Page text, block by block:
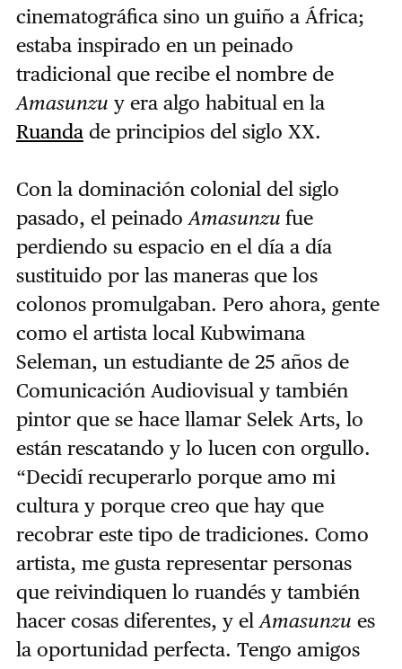
cinematográfica sino un guiño a África;
estaba inspirado en un peinado
tradicional que recibe el nombre de
Amasunzu y era algo habitual en la
Ruandade principios del siglo XX.
Con la dominación colonial del siglo
pasado, el peinado Amasunzu fue
perdiendo su espacio en el día a día
sustituido por las maneras que los
colonos promulgaban. Pero ahora, gente
como el artista local Kubwimana
Seleman, un estudiante de 25 años de
Comunicación Audiovisual y también
pintor que se hace llamar Selek Arts, lo
están rescatando y lo lucen con orgullo.
“Decidí recuperarlo porque amo mi
cultura y porque creo que hay que
recobrar este tipo de tradiciones. Como
artista, me gusta representar personas
que reivindiquen lo ruandés y también
hacer cosas diferentes, y el Amasunzu es
la oportunidad perfecta. Tengo amigos